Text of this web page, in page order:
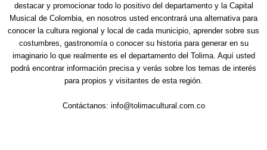
destacar y promocionar todo lo positivo del departamento y la Capital
Musical de Colombia, en nosotros usted encontrará una alternativa para
conocer la cultura regional y local de cada municipio, aprender sobre sus
costumbres, gastronomía o conocer su historia para generar en su
imaginario lo que realmente es el departamento del Tolima. Aquí usted
podrá encontrar información precisa y verás sobre los temas de interés
para propios y visitantes de esta región.
Contáctanos: info@tolimacultural.com.co